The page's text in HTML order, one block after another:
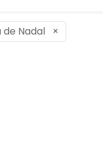
de Nadal ×